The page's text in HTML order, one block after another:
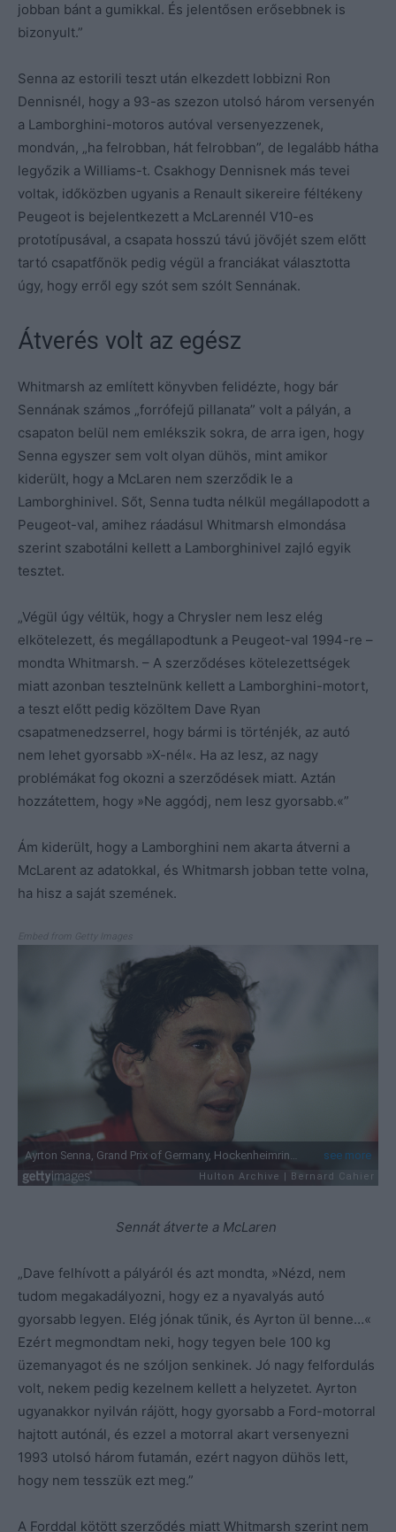
jobban bánt a gumikkal. És jelentősen erősebbnek is
bizonyult.”
Senna az estorili teszt után elkezdett lobbizni Ron
Dennisnél, hogy a 93-as szezon utolsó három versenyén
a Lamborghini-motoros autóval versenyezzenek,
mondván, „ha felrobban, hát felrobban”, de legalább hátha
legyőzik a Williams-t. Csakhogy Dennisnek más tevei
voltak, időközben ugyanis a Renault sikereire féltékeny
Peugeot is bejelentkezett a McLarennél V10-es
prototípusával, a csapata hosszú távú jövőjét szem előtt
tartó csapatfőnök pedig végül a franciákat választotta
úgy, hogy erről egy szót sem szólt Sennának.
Átverés volt az egész
Whitmarsh az említett könyvben felidézte, hogy bár
Sennának számos „forrófejű pillanata” volt a pályán, a
csapaton belül nem emlékszik sokra, de arra igen, hogy
Senna egyszer sem volt olyan dühös, mint amikor
kiderült, hogy a McLaren nem szerződik le a
Lamborghinivel. Sőt, Senna tudta nélkül megállapodott a
Peugeot-val, amihez ráadásul Whitmarsh elmondása
szerint szabotálni kellett a Lamborghinivel zajló egyik
tesztet.
„Végül úgy véltük, hogy a Chrysler nem lesz elég
elkötelezett, és megállapodtunk a Peugeot-val 1994-re –
mondta Whitmarsh. – A szerződéses kötelezettségek
miatt azonban tesztelnünk kellett a Lamborghini-motort,
a teszt előtt pedig közöltem Dave Ryan
csapatmenedzserrel, hogy bármi is történjék, az autó
nem lehet gyorsabb »X-nél«. Ha az lesz, az nagy
problémákat fog okozni a szerződések miatt. Aztán
hozzátettem, hogy »Ne aggódj, nem lesz gyorsabb.«”
Ám kiderült, hogy a Lamborghini nem akarta átverni a
McLarent az adatokkal, és Whitmarsh jobban tette volna,
ha hisz a saját szemének.
Sennát átverte a McLaren
„Dave felhívott a pályáról és azt mondta, »Nézd, nem
tudom megakadályozni, hogy ez a nyavalyás autó
gyorsabb legyen. Elég jónak tűnik, és Ayrton ül benne…«
Ezért megmondtam neki, hogy tegyen bele 100 kg
üzemanyagot és ne szóljon senkinek. Jó nagy felfordulás
volt, nekem pedig kezelnem kellett a helyzetet. Ayrton
ugyanakkor nyilván rájött, hogy gyorsabb a Ford-motorral
hajtott autónál, és ezzel a motorral akart versenyezni
1993 utolsó három futamán, ezért nagyon dühös lett,
hogy nem tesszük ezt meg.”
A Forddal kötött szerződés miatt Whitmarsh szerint nem